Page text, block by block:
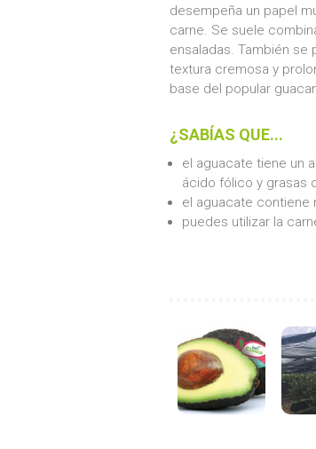
desempeña un papel
carne. Se suele
ensaladas. También se
textura cremosa y
base del popular
¿SABÍAS QUE...
el aguacate tiene un
ácido fólico y grasas
el aguacate contiene
puedes utilizar la